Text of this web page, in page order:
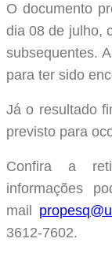
O documento
dia 08 de julho,
subsequentes.
para ter sido
Já o resultado
previsto para
Confira a
informações
mail
3612-7602.